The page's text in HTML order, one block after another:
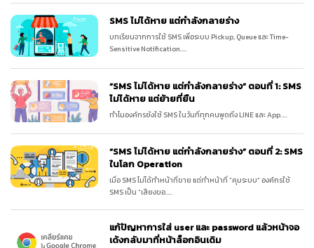
SMS ไม่ได้หาย แต่กำลังกลายร่าง
บทเรียนจากการใช้ SMS เพื่อระบบ Pickup, Queue และ Time-
Sensitive Notification.....
“SMS ไม่ได้หาย แต่กำลังกลายร่าง” ตอนที่ 1: SMS
ไม่ได้หาย แต่ย้ายที่ยืน
ทำไมองค์กรยังใช้ SMS ในวันที่ทุกคนพูดถึง LINE และ App.....
“SMS ไม่ได้หาย แต่กำลังกลายร่าง” ตอนที่ 2: SMS
ในโลก Operation
เมื่อ SMS ไม่ได้ทำหน้าที่ขาย แต่ทำหน้าที่ “คุมระบบ” องค์กรใช้
SMS เป็น “เสียงขอ.....
แก้ปัญหาการใส่ user และ password แล้วหน้าจอ
เด้งกลับมาที่หน้าล็อกอินเดิม